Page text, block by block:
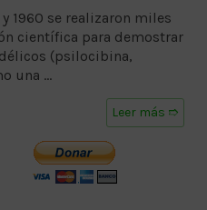
1960 se realizaron miles
científica para demostrar
(psilocibina,
una …
Leer más ➱